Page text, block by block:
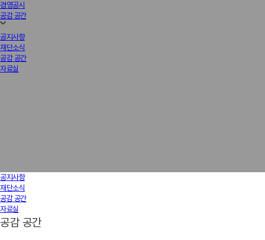
경영공시
공감 공간
공지사항
재단소식
공감 공간
자료실
공지사항
재단소식
공감 공간
자료실
공감 공간